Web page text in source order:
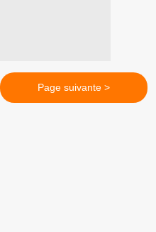
Page suivante >